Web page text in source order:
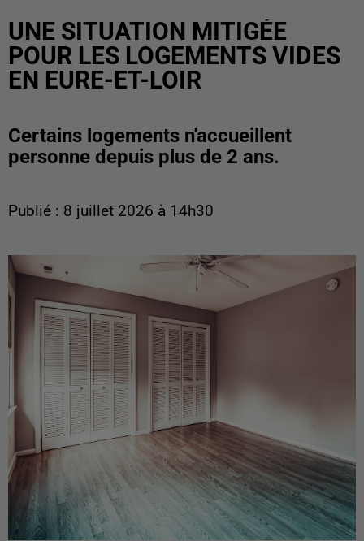
UNE SITUATION MITIGÉE
POUR LES LOGEMENTS VIDES
EN EURE-ET-LOIR
Certains logements n'accueillent
personne depuis plus de 2 ans.
Publié : 8 juillet 2026 à 14h30